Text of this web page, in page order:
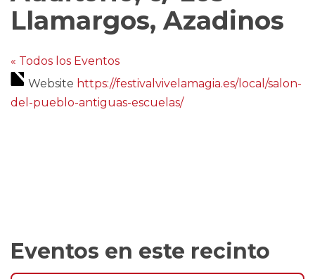
Llamargos, Azadinos
« Todos los Eventos
Website https://festivalvivelamagia.es/local/salon-
del-pueblo-antiguas-escuelas/
Eventos en este recinto